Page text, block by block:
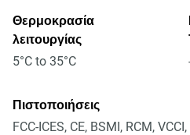
Θερμοκρασία
λειτουργίας
5°C to 35°C
Πιστοποιήσεις
FCC-ICES, CE, BSMI, RCM,